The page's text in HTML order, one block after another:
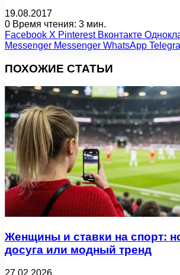
19.08.2017
0 Время чтения: 3 мин.
Facebook X Pinterest Вконтакте
Messenger Messenger WhatsApp
ПОХОЖИЕ СТАТЬИ
Женщины и ставки на спорт:
досуга или модный тренд
27.02.2026